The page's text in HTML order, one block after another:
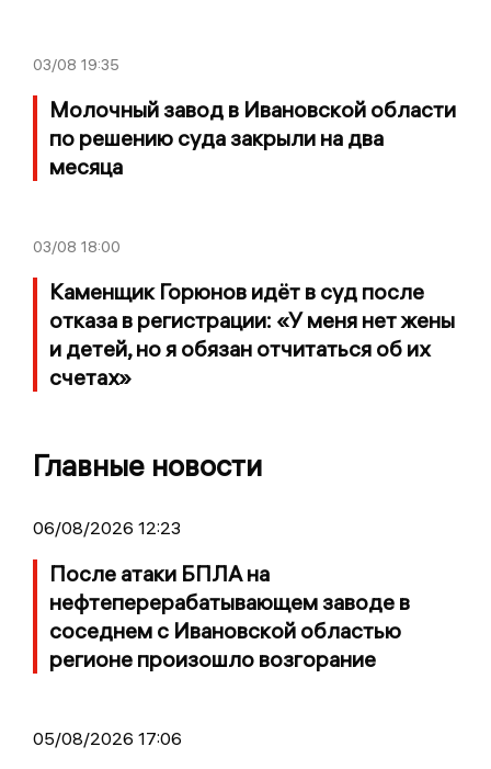
03/08 19:35
Молочный завод в Ивановской области
по решению суда закрыли на два
месяца
03/08 18:00
Каменщик Горюнов идёт в суд после
отказа в регистрации: «У меня нет жены
и детей, но я обязан отчитаться об их
счетах»
Главные новости
06/08/2026 12:23
После атаки БПЛА на
нефтеперерабатывающем заводе в
соседнем с Ивановской областью
регионе произошло возгорание
05/08/2026 17:06